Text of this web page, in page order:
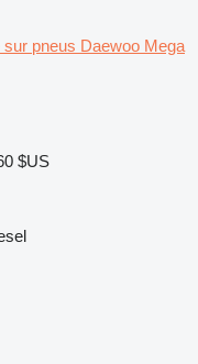
pneus Daewoo Mega
$US